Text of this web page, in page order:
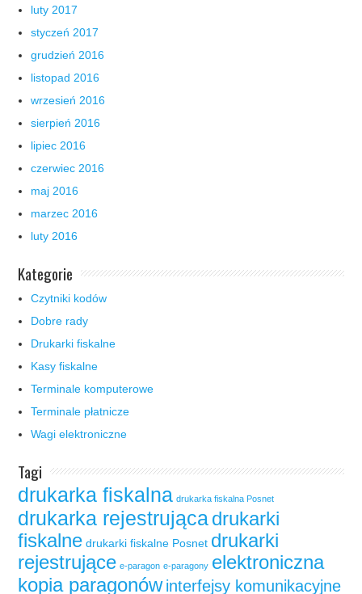
luty 2017
styczeń 2017
grudzień 2016
listopad 2016
wrzesień 2016
sierpień 2016
lipiec 2016
czerwiec 2016
maj 2016
marzec 2016
luty 2016
Kategorie
Czytniki kodów
Dobre rady
Drukarki fiskalne
Kasy fiskalne
Terminale komputerowe
Terminale płatnicze
Wagi elektroniczne
Tagi
drukarka fiskalna drukarka fiskalna Posnet
drukarka rejestrującadrukarki
fiskalne drukarki fiskalne Posnet drukarki
rejestrujące e-paragon e-paragony elektroniczna
kopia paragonów interfejsy komunikacyjne